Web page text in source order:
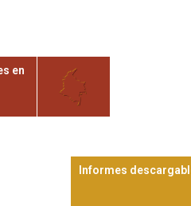
en
Informes